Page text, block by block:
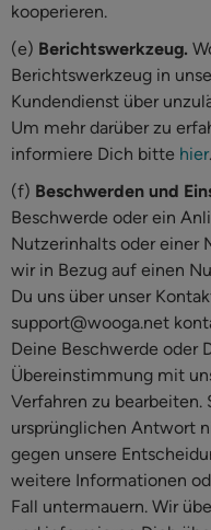
kooperieren.
(e) Berichtswerkzeug.
Berichtswerkzeug in
Kundendienst über
Um mehr darüber zu
informiere Dich bitte hier.
(f) Beschwerden und
Beschwerde oder ein
Nutzerinhalts oder einer
wir in Bezug auf einen
Du uns über unser
support@wooga.net
Deine Beschwerde oder
Übereinstimmung mit
Verfahren zu
ursprünglichen Antwort
gegen unsere
weitere Informationen
Fall untermauern. Wir